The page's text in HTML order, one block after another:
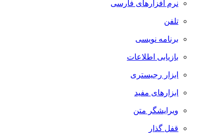
نرم افزارهای فارسی
تلفن
برنامه نویسی
بازیابی اطلاعات
ابزار رجیستری
ابزارهای مفید
ویرایشگر متن
قفل گذار